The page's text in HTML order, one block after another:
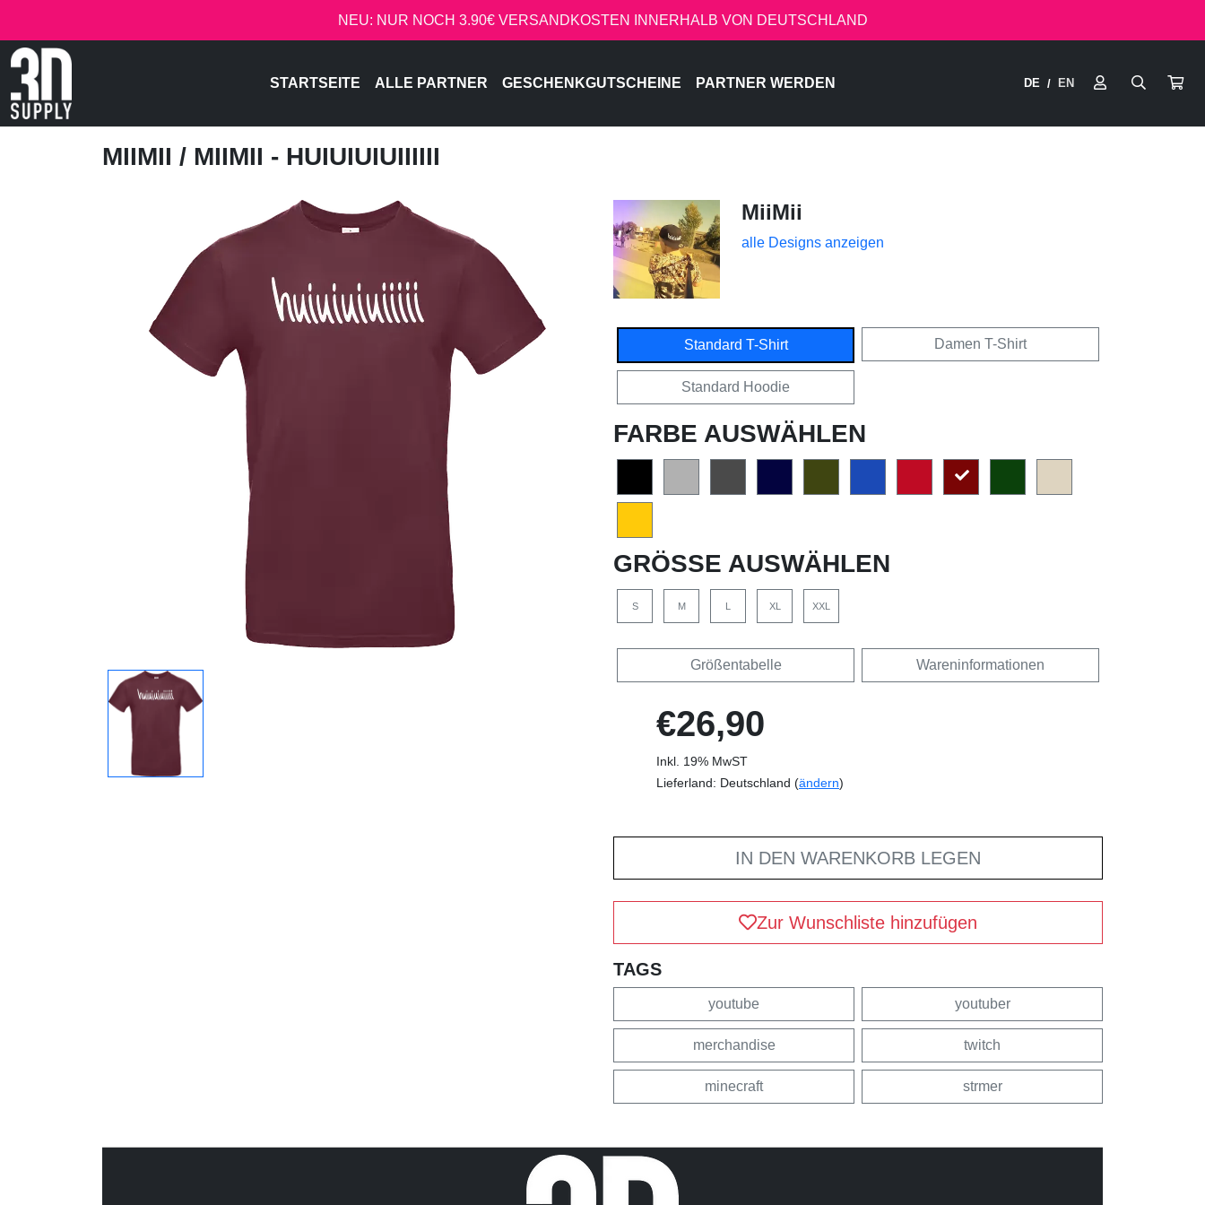
NEU: NUR NOCH 3.90€ VERSANDKOSTEN INNERHALB VON DEUTSCHLAND
STARTSEITE ALLE PARTNER GESCHENKGUTSCHEINE PARTNER WERDEN DE / EN
MIIMII / MIIMII - HUIUIUIUIIIIII
MiiMii
alle Designs anzeigen
Standard T-Shirt Damen T-Shirt
Standard Hoodie
FARBE AUSWÄHLEN
GRÖSSE AUSWÄHLEN
S M L XL XXL
Größentabelle Wareninformationen
€26,90
Inkl. 19% MwST
Lieferland: Deutschland (ändern)
IN DEN WARENKORB LEGEN
Zur Wunschliste hinzufügen
TAGS
youtube youtuber
merchandise twitch
minecraft strmer